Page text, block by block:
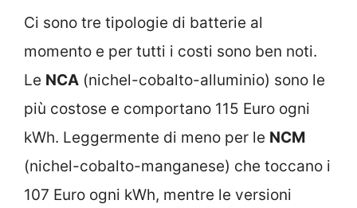
Ci sono tre tipologie di batterie al
momento e per tutti i costi sono ben noti.
Le NCA (nichel-cobalto-alluminio) sono le
più costose e comportano 115 Euro ogni
kWh. Leggermente di meno per le NCM
(nichel-cobalto-manganese) che toccano i
107 Euro ogni kWh, mentre le versioni